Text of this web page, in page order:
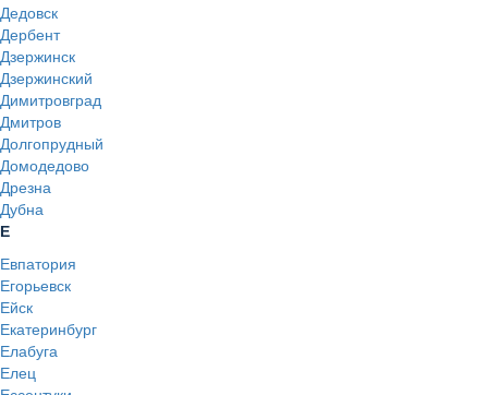
Дедовск
Дербент
Дзержинск
Дзержинский
Димитровград
Дмитров
Долгопрудный
Домодедово
Дрезна
Дубна
Е
Евпатория
Егорьевск
Ейск
Екатеринбург
Елабуга
Елец